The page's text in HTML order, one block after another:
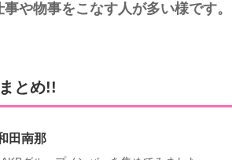
や物事をこなす人が多い様です。
とめ!!
田南那